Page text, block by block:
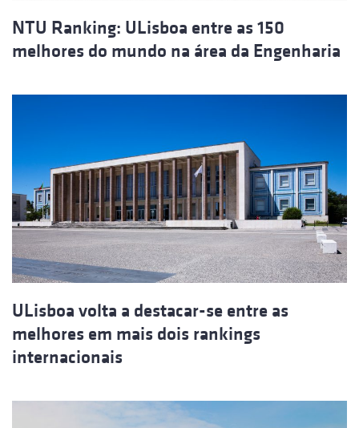
NTU Ranking: ULisboa entre as 150
melhores do mundo na área da Engenharia
ULisboa volta a destacar-se entre as
melhores em mais dois rankings
internacionais